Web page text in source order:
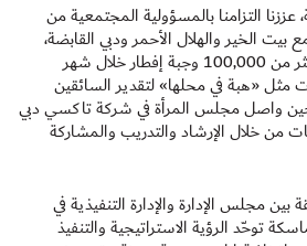
عززنا التزامنا بالمسؤولية المجتمعية من
الخير والهلال الأحمر ودبي القابضة،
مما أسهم في دعم توزيع أكثر من 100,000 وجبة إفطار خلال شهر
«هبة في محلها» لتقدير السائقين
حين واصل مجلس المرأة في شركة تاكسي دبي
من خلال الإرشاد والتدريب والمشاركة
مجلس الإدارة والإدارة التنفيذية في
توحّد الرؤية الاستراتيجية والتنفيذ